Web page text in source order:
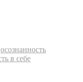
осознанность
в себе